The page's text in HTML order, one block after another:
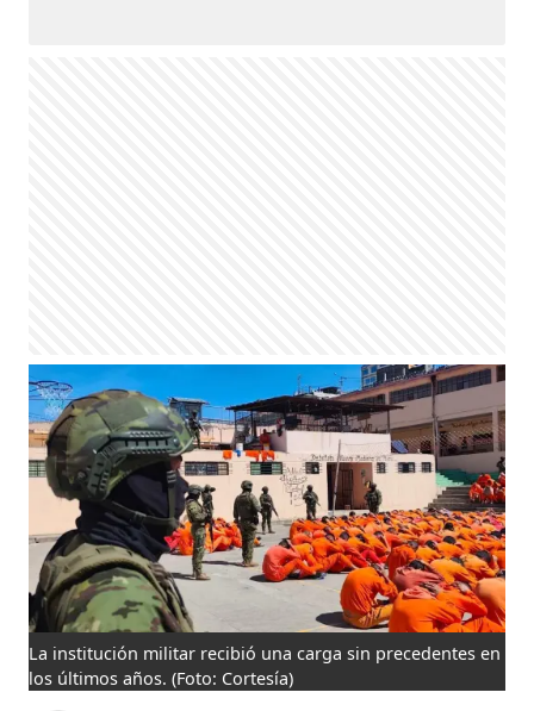
La institución militar recibió una carga sin precedentes en
los últimos años.(Foto: Cortesía)